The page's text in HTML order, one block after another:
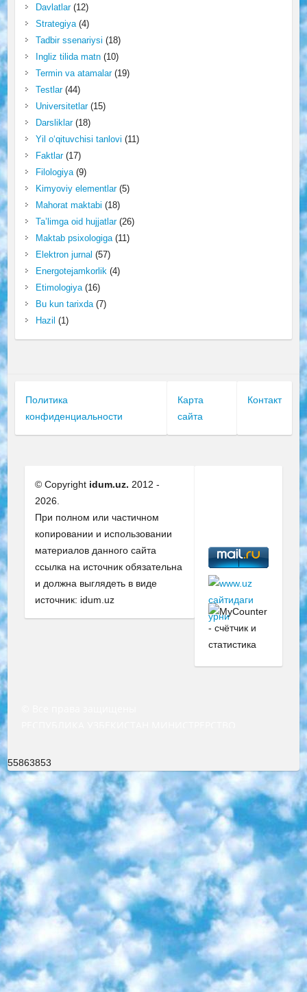
Davlatlar(12)
Strategiya(4)
Tadbir ssenariysi (18)
Ingliz tilida matn(10)
Termin va atamalar(19)
Testlar(44)
Universitetlar(15)
Darsliklar(18)
Yil o‘qituvchisi tanlovi (11)
Faktlar(17)
Filologiya(9)
Kimyoviy elementlar(5)
Mahorat maktabi (18)
Ta’limga oid hujjatlar(26)
Maktab psixologiga(11)
Elektron jurnal (57)
Energotejamkorlik(4)
Etimologiya(16)
Bu kun tarixda(7)
Hazil (1)
Политика
конфиденциальности
Карта
сайта
Контакт
© Copyright idum.uz. 2012 -
2026.
При полном или частичном
копировании и использовании
материалов данного сайта
ссылка на источник обязательна
и должна выглядеть в виде
источник: idum.uz
55863853